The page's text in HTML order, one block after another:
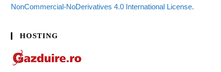
NonCommercial-NoDerivatives 4.0 International License.
HOSTING